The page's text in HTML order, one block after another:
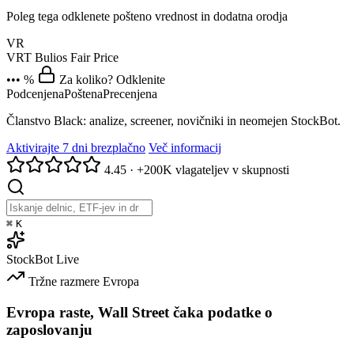
Poleg tega odklenete pošteno vrednost in dodatna orodja
VR
VRT Bulios Fair Price
••• %
Za koliko? Odklenite
PodcenjenaPoštenaPrecenjena
Članstvo Black: analize, screener, novičniki in neomejen StockBot.
Aktivirajte 7 dni brezplačno Več informacij
4.45 · +200K vlagateljev v skupnosti
⌘ K
StockBot Live
Tržne razmere Evropa
Evropa raste, Wall Street čaka podatke o
zaposlovanju